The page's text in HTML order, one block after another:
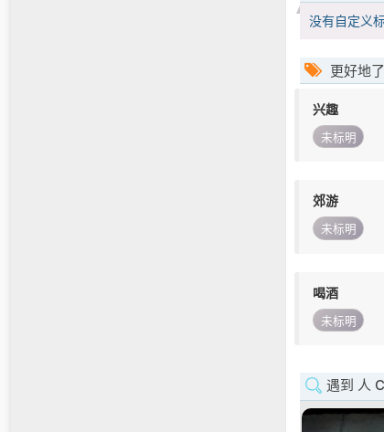
没有自定义
更好地
兴趣
未标明
郊游
未标明
喝酒
未标明
遇到 人